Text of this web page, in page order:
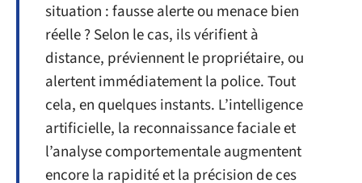
situation : fausse alerte ou menace bien
réelle ? Selon le cas, ils vérifient à
distance, préviennent le propriétaire, ou
alertent immédiatement la police. Tout
cela, en quelques instants. L’intelligence
artificielle, la reconnaissance faciale et
l’analyse comportementale augmentent
encore la rapidité et la précision de ces